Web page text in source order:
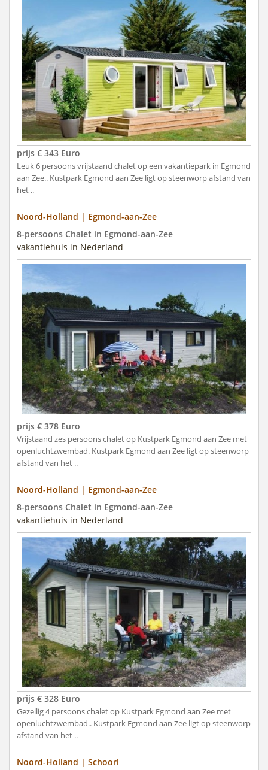
prijs € 343 Euro
Leuk 6 persoons vrijstaand chalet op een vakantiepark in Egmond
aan Zee.. Kustpark Egmond aan Zee ligt op steenworp afstand van
het ..
Noord-Holland | Egmond-aan-Zee
8-persoons Chalet in Egmond-aan-Zee
vakantiehuis in Nederland
prijs € 378 Euro
Vrijstaand zes persoons chalet op Kustpark Egmond aan Zee met
openluchtzwembad. Kustpark Egmond aan Zee ligt op steenworp
afstand van het ..
Noord-Holland | Egmond-aan-Zee
8-persoons Chalet in Egmond-aan-Zee
vakantiehuis in Nederland
prijs € 328 Euro
Gezellig 4 persoons chalet op Kustpark Egmond aan Zee met
openluchtzwembad.. Kustpark Egmond aan Zee ligt op steenworp
afstand van het ..
Noord-Holland | Schoorl